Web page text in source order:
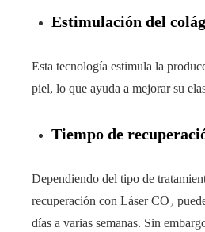
Estimulación del
Esta tecnología estimula la
piel, lo que ayuda a mejorar su
Tiempo de
Dependiendo del tipo de
recuperación con Láser CO₂
días a varias semanas. Sin